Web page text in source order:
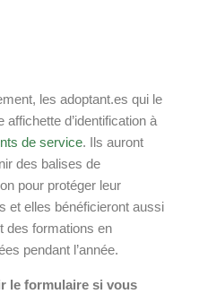
les adoptant.es qui le
d’identification à
de service. Ils auront
des balises de
pour protéger leur
et elles bénéficieront aussi
des formations en
pendant l’année.
le formulaire si vous